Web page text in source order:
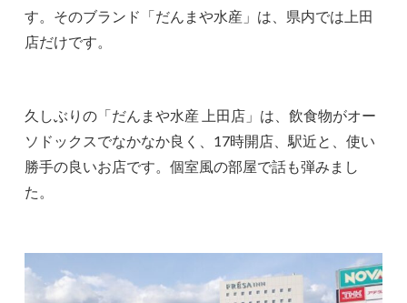
す。そのブランド「だんまや水産」は、県内では上田
店だけです。
久しぶりの「だんまや水産 上田店」は、飲食物がオー
ソドックスでなかなか良く、17時開店、駅近と、使い
勝手の良いお店です。個室風の部屋で話も弾みまし
た。